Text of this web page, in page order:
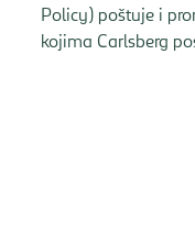
Policy) poštuje i
kojima Carlsberg